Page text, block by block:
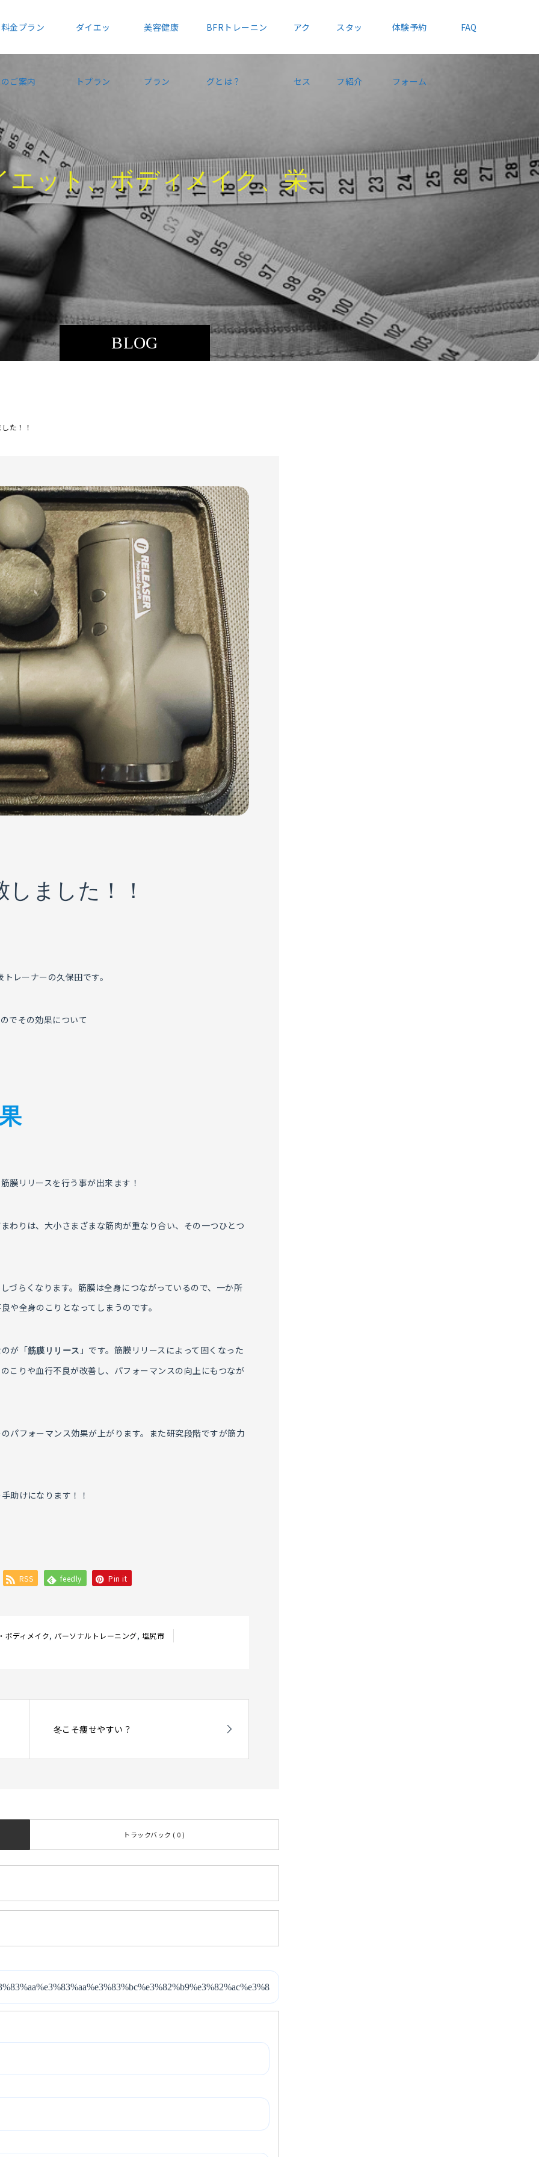
料金プラン
のご案内
ダイエッ
トプラン
美容健康
プラン
BFRトレーニン
グとは？
アク
セス
スタッ
フ紹介
体験予約
フォーム
FAQ
BLOG
ボディメイク、栄養指導などに役立
た！！
ました！！
レーナーの久保田です。
でその効果について
膜リリースを行う事が出来ます！
わりは、大小さまざまな筋肉が重なり合い、その一つひとつ
づらくなります。筋膜は全身につながっているので、一か所
や全身のこりとなってしまうのです。
が「筋膜リリース 」です。筋膜リリースによって固くなった
こりや血行不良が改善し、パフォーマンスの向上にもつなが
パフォーマンス効果が上がります。また研究段階ですが筋力
助けになります！！
RSS feedly Pin it
ボディメイク, パーソナルトレーニング, 塩尻市
冬こそ痩せやすい？
トラックバック ( 0 )